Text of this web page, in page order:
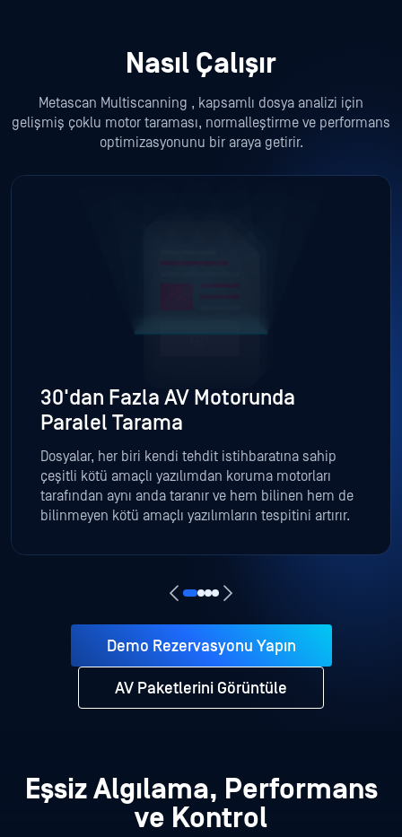
Nasıl Çalışır
Metascan Multiscanning , kapsamlı dosya analizi için
gelişmiş çoklu motor taraması, normalleştirme ve performans
optimizasyonunu bir araya getirir.
30'dan Fazla AV Motorunda
Paralel Tarama
Dosyalar, her biri kendi tehdit istihbaratına sahip
çeşitli kötü amaçlı yazılımdan koruma motorları
tarafından aynı anda taranır ve hem bilinen hem de
bilinmeyen kötü amaçlı yazılımların tespitini artırır.
Demo Rezervasyonu Yapın
AV Paketlerini Görüntüle
Eşsiz Algılama, Performans
ve Kontrol